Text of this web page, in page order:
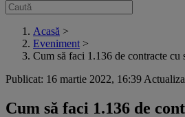
Acasă >
Eveniment >
Cum să faci 1.136 de contracte
Publicat: 16 martie 2022, 16:39
Cum să faci 1.136 de